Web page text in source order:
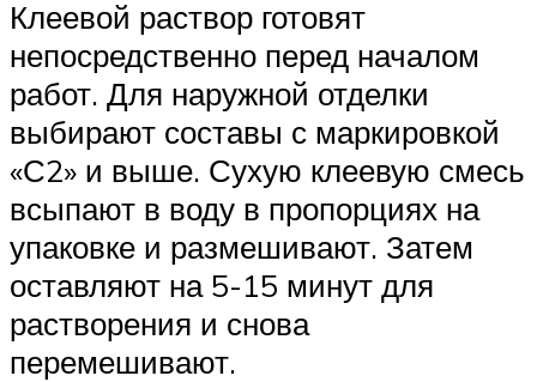
Клеевой раствор готовят
непосредственно перед началом
работ. Для наружной отделки
выбирают составы с маркировкой
«С2» и выше. Сухую клеевую смесь
всыпают в воду в пропорциях на
упаковке и размешивают. Затем
оставляют на 5-15 минут для
растворения и снова
перемешивают.